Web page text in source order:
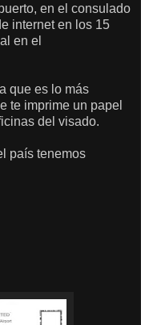
en el consulado
internet en los 15
en el
que es lo más
te imprime un papel
del visado.
país tenemos